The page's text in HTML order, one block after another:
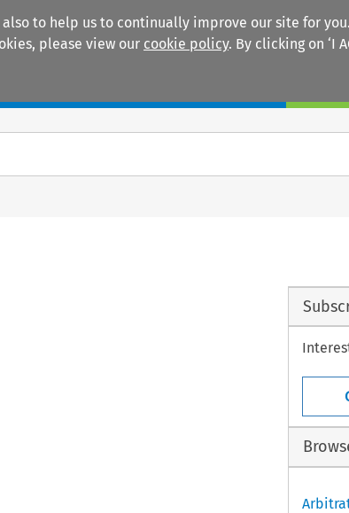
to help us to continually improve our site for
please view our cookie policy. By clicking on ‘I